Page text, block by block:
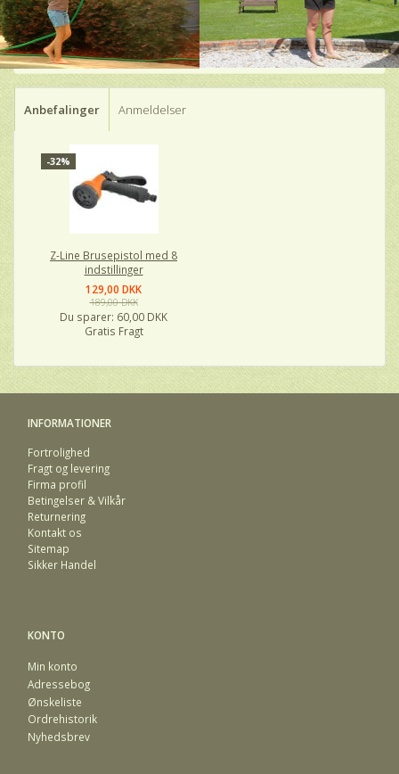
Anbefalinger Anmeldelser
-32%
Z-Line Brusepistol med 8
indstillinger
129,00 DKK
189,00 DKK
Du sparer: 60,00 DKK
Gratis Fragt
INFORMATIONER
Fortrolighed
Fragt og levering
Firma profil
Betingelser & Vilkår
Returnering
Kontakt os
Sitemap
Sikker Handel
KONTO
Min konto
Adressebog
Ønskeliste
Ordrehistorik
Nyhedsbrev